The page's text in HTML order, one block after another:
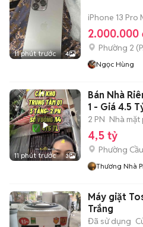
11 phút trước 4
iPhone 13 Pro
2.000.000
Phường 2 (
Ngọc Hùng
11 phút trước 3
Bán Nhà
1 - Giá 4.5
2 PN Nhà mặt
4,5 tỷ
Phường
Thương Nhà
Máy giặt
Trắng
Đã sử dụng